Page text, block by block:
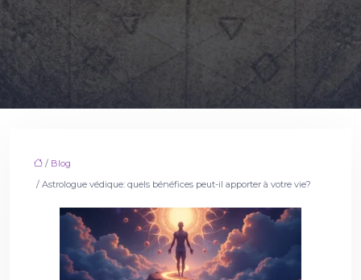
/ Blog
/ Astrologue védique: quels bénéfices peut-il apporter à votre vie?